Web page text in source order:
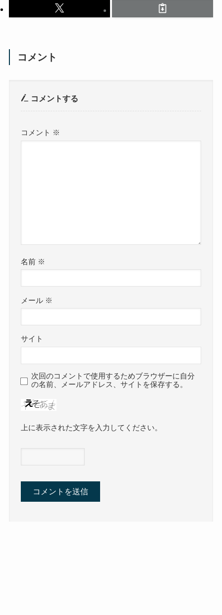
コメント
コメントする
コメント ※
名前 ※
メール ※
サイト
次回のコメントで使用するためブラウザーに自分
の名前、メールアドレス、サイトを保存する。
上に表示された文字を入力してください。